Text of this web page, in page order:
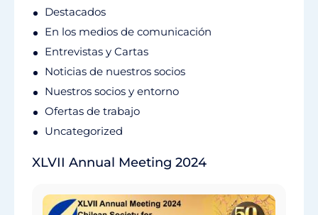
Destacados
En los medios de comunicación
Entrevistas y Cartas
Noticias de nuestros socios
Nuestros socios y entorno
Ofertas de trabajo
Uncategorized
XLVII Annual Meeting 2024